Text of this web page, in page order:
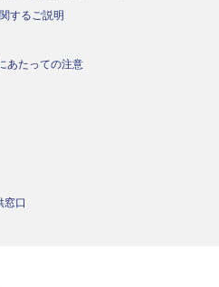
するご説明
あたっての注意
窓口